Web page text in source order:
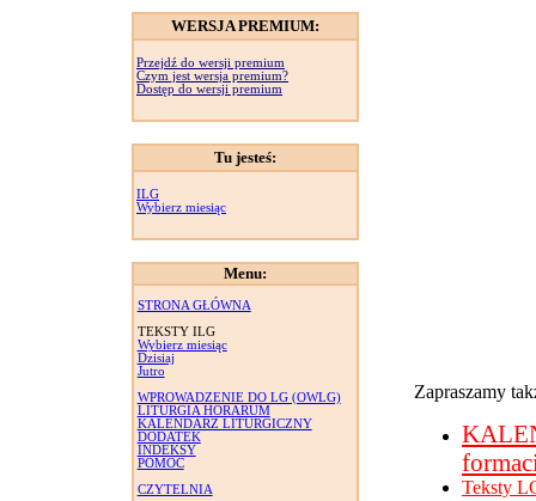
WERSJA PREMIUM:
Przejdź do wersji premium
Czym jest wersja premium?
Dostęp do wersji premium
Tu jesteś:
ILG
Wybierz miesiąc
Menu:
STRONA GŁÓWNA
TEKSTY ILG
Wybierz miesiąc
Dzisiaj
Jutro
WPROWADZENIE DO LG (OWLG)
LITURGIA HORARUM
KALENDARZ LITURGICZNY
DODATEK
INDEKSY
POMOC
CZYTELNIA
Zapraszamy
Teksty